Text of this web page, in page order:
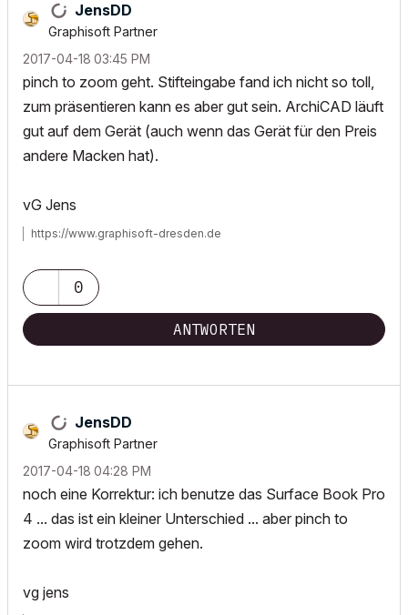
JensDD
Graphisoft Partner
‎2017-04-18 03:45 PM
pinch to zoom geht. Stifteingabe fand ich nicht so toll,
zum präsentieren kann es aber gut sein. ArchiCAD läuft
gut auf dem Gerät (auch wenn das Gerät für den Preis
andere Macken hat).
vG Jens
https://www.graphisoft-dresden.de
0
ANTWORTEN
JensDD
Graphisoft Partner
‎2017-04-18 04:28 PM
noch eine Korrektur: ich benutze das Surface Book Pro
4 ... das ist ein kleiner Unterschied ... aber pinch to
zoom wird trotzdem gehen.
vg jens